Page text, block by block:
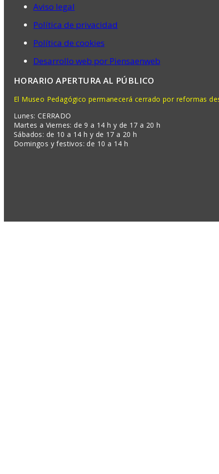
Aviso legal
Política de privacidad
Política de cookies
Desarrollo web por Piensaenweb
HORARIO APERTURA AL PÚBLICO
El Museo Pedagógico permanecerá cerrado por reformas
Lunes: CERRADO
Martes a Viernes: de 9 a 14 h y de 17 a 20 h
Sábados: de 10 a 14 h y de 17 a 20 h
Domingos y festivos: de 10 a 14 h